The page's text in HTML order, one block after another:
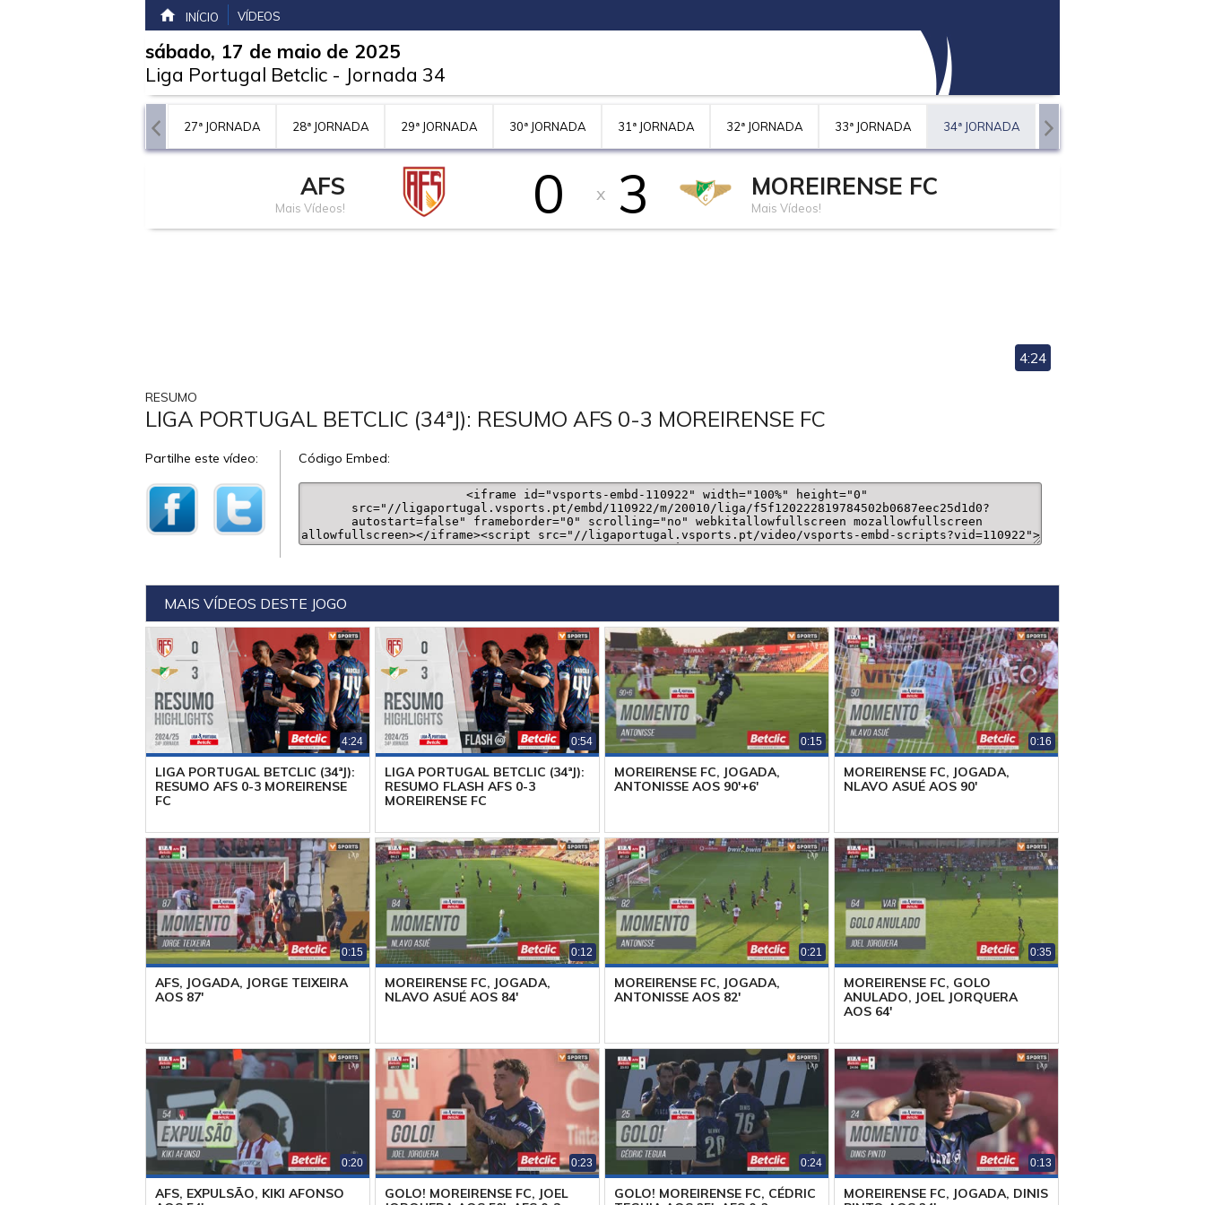
INÍCIO VÍDEOS
sábado, 17 de maio de 2025
Liga Portugal Betclic - Jornada 34
26ª JORNADA 27ª JORNADA 28ª JORNADA 29ª JORNADA 30ª JORNADA 31ª JORNADA 32ª JORNADA 33ª JORNADA 34ª JORNADA
AFS
Mais Vídeos! 0 x 3 MOREIRENSE FC
Mais Vídeos!
4:24
RESUMO
LIGA PORTUGAL BETCLIC (34ªJ): RESUMO AFS 0-3 MOREIRENSE FC
Partilhe este vídeo: Código Embed:
MAIS VÍDEOS DESTE JOGO
4:24
LIGA PORTUGAL BETCLIC (34ªJ):
RESUMO AFS 0-3 MOREIRENSE
FC
0:54
LIGA PORTUGAL BETCLIC (34ªJ):
RESUMO FLASH AFS 0-3
MOREIRENSE FC
0:15
MOREIRENSE FC, JOGADA,
ANTONISSE AOS 90'+6'
0:16
MOREIRENSE FC, JOGADA,
NLAVO ASUÉ AOS 90'
0:15
AFS, JOGADA, JORGE TEIXEIRA
AOS 87'
0:12
MOREIRENSE FC, JOGADA,
NLAVO ASUÉ AOS 84'
0:21
MOREIRENSE FC, JOGADA,
ANTONISSE AOS 82'
0:35
MOREIRENSE FC, GOLO
ANULADO, JOEL JORQUERA
AOS 64'
0:20
AFS, EXPULSÃO, KIKI AFONSO
0:23
GOLO! MOREIRENSE FC, JOEL
0:24
GOLO! MOREIRENSE FC, CÉDRIC
0:13
MOREIRENSE FC, JOGADA, DINIS